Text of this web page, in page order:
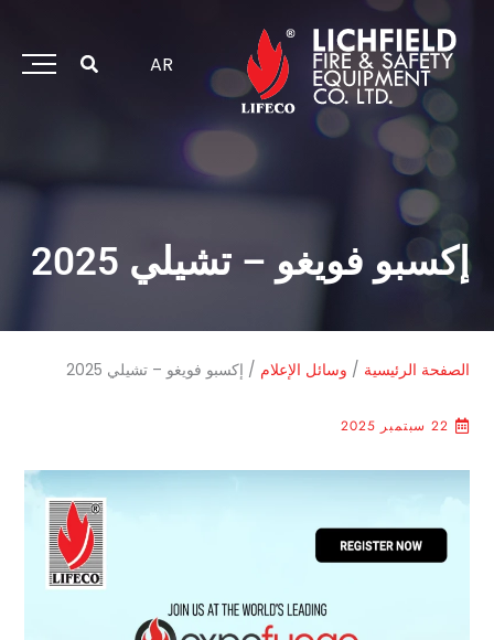
المحتوى
AR
إكسبو فويغو – تشيلي 2025
الصفحة الرئيسية / وسائل الإعلام / إكسبو فويغو – تشيلي 2025
22 سبتمبر 2025